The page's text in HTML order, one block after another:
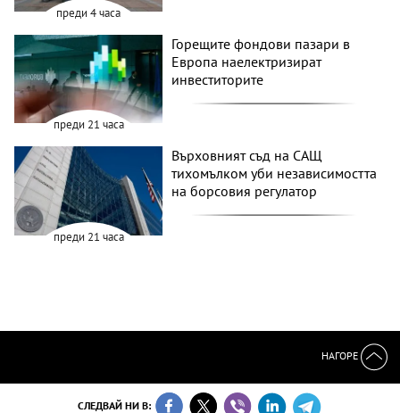
преди 4 часа
преди 21 часа
Горещите фондови пазари в
Европа наелектризират
инвеститорите
преди 21 часа
Върховният съд на САЩ
тихомълком уби независимостта
на борсовия регулатор
НАГОРЕ
СЛЕДВАЙ НИ В: